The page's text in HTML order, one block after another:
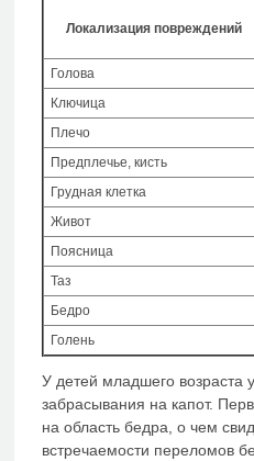
Локализация повреждений
Голова
Ключица
Плечо
Предплечье, кисть
Грудная клетка
Живот
Поясница
Таз
Бедро
Голень
У детей младшего возраста
забрасывания на капот.
на область бедра, о чем
встречаемости переломов